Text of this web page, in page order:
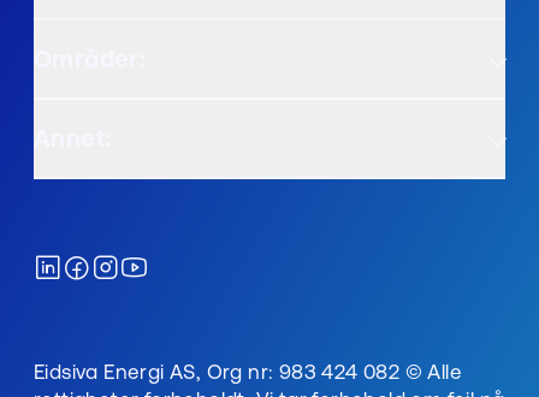
Eidsiva Energi AS, Org nr: 983 424 082 © Alle